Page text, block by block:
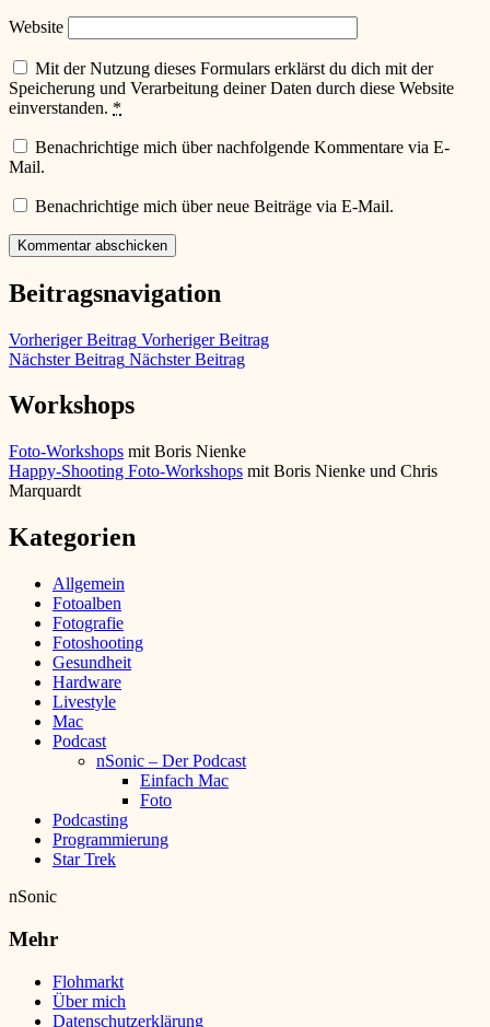
Website
Mit der Nutzung dieses Formulars erklärst du dich mit der
Speicherung und Verarbeitung deiner Daten durch diese Website
einverstanden. *
Benachrichtige mich über nachfolgende Kommentare via E-
Mail.
Benachrichtige mich über neue Beiträge via E-Mail.
Beitragsnavigation
Vorheriger Beitrag Vorheriger Beitrag
Nächster Beitrag Nächster Beitrag
Workshops
Foto-Workshops mit Boris Nienke
Happy-Shooting Foto-Workshops mit Boris Nienke und Chris
Marquardt
Kategorien
Allgemein
Fotoalben
Fotografie
Fotoshooting
Gesundheit
Hardware
Livestyle
Mac
Podcast
nSonic – Der Podcast
Einfach Mac
Foto
Podcasting
Programmierung
Star Trek
nSonic
Mehr
Flohmarkt
Über mich
Datenschutzerklärung